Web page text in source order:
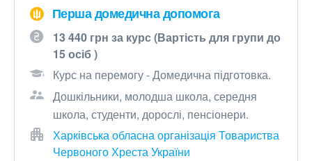
Перша домедична допомога
13 440 грн за курс (Вартість для групи до
15 осіб )
Курс на перемогу - Домедична підготовка.
Дошкільники, молодша школа, середня
школа, студенти, дорослі, пенсіонери.
Харківська обласна організація Товариства
Червоного Хреста України